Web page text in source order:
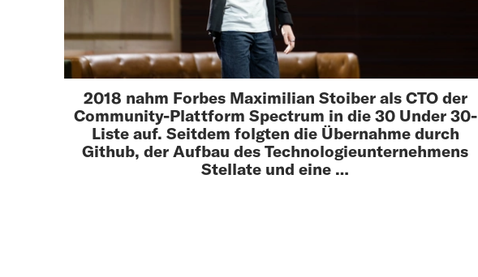
2018 nahm Forbes Maximilian Stoiber als CTO der
Community-Plattform Spectrum in die 30 Under 30-
Liste auf. Seitdem folgten die Übernahme durch
Github, der Aufbau des Technologieunternehmens
Stellate und eine …